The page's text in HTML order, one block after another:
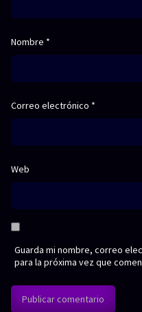
Nombre *
Correo electrónico *
Web
Guarda mi nombre, correo
para la próxima vez que